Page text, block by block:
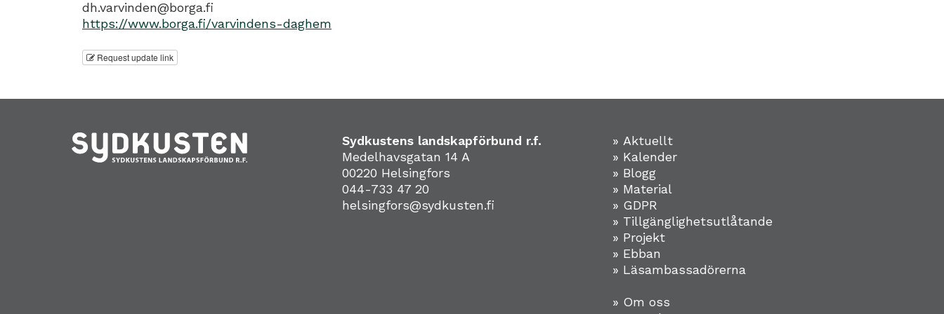
dh.varvinden@borga.fi
https://www.borga.fi/varvindens-daghem
Request update link
Sydkustens landskapförbund r.f.
Medelhavsgatan 14 A
00220 Helsingfors
044-733 47 20
helsingfors@sydkusten.fi
» Aktuellt
» Kalender
» Blogg
» Material
» GDPR
» Tillgänglighetsutlåtande
» Projekt
» Ebban
» Läsambassadörerna
» Om oss